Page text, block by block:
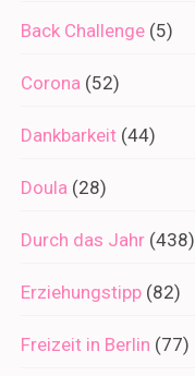
Back Challenge (5)
Corona (52)
Dankbarkeit (44)
Doula (28)
Durch das Jahr (438)
Erziehungstipp (82)
Freizeit in Berlin (77)